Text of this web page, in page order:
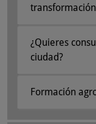
¿Quieres
ciudad?
Formación